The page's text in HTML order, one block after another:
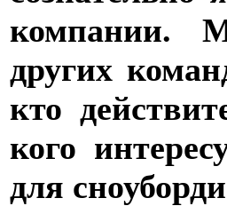
компании.
других
кто
кого
для